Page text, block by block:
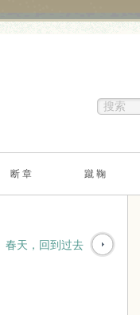
断 章 蹴 鞠
春天，回到过去